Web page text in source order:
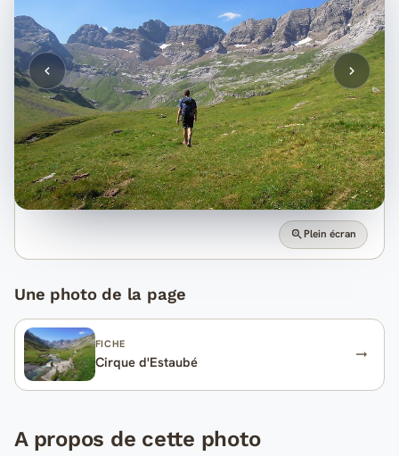
Plein écran
Une photo de la page
FICHE
Cirque d'Estaubé
A propos de cette photo